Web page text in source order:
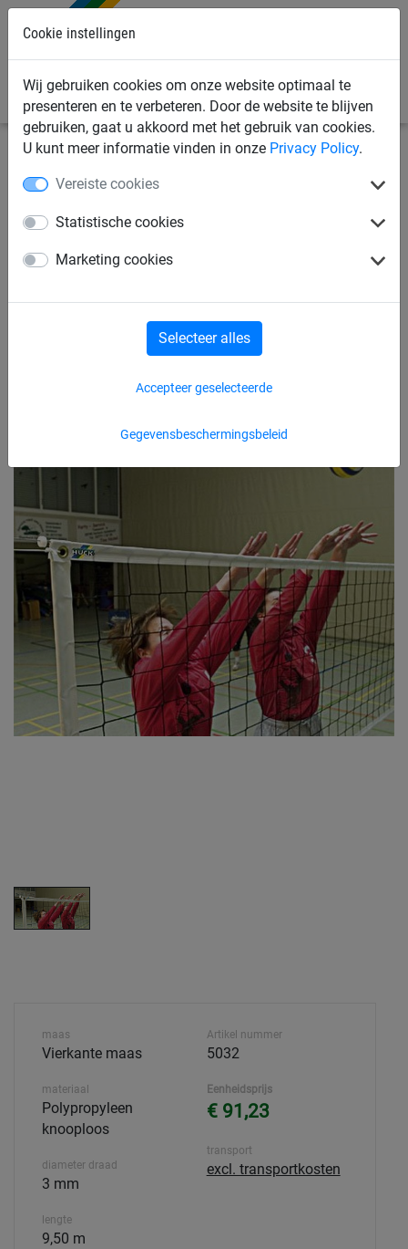
Cookie instellingen
Wij gebruiken cookies om onze website optimaal te
presenteren en te verbeteren. Door de website te blijven
gebruiken, gaat u akkoord met het gebruik van cookies.
U kunt meer informatie vinden in onze Privacy Policy.
Vereiste cookies
Statistische cookies
Marketing cookies
Gegevensbeschermingsbeleid
Accepteer geselecteerde
Selecteer alles
Volleybal trainingsnet 3mm
PP, maas 100mm, ophanging
maas
Vierkante maas
materiaal
Polypropyleen
knooploos
diameter draad
3 mm
lengte
9,50 m
Artikel nummer
5032
Eenheidsprijs
€ 91,23
transport
excl. transportkosten